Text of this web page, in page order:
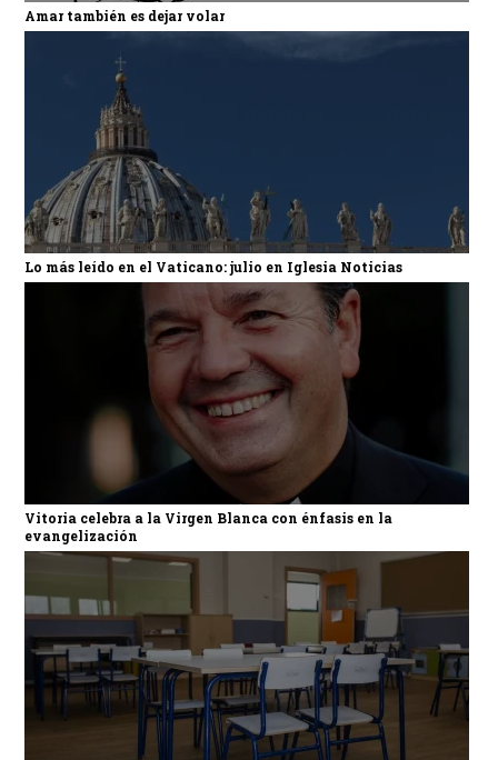
Amar también es dejar volar
Lo más leído en el Vaticano: julio en Iglesia Noticias
Vitoria celebra a la Virgen Blanca con énfasis en la
evangelización